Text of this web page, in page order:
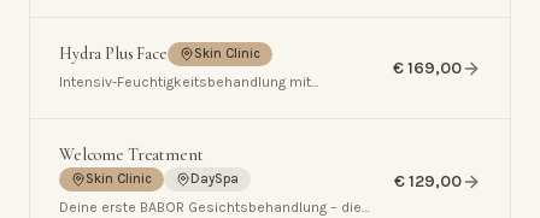
Hydra Plus Face Skin Clinic
Intensiv-Feuchtigkeitsbehandlung mit
€ 169,00
Welcome Treatment
Skin Clinic DaySpa
Deine erste BABOR Gesichtsbehandlung – die
€ 129,00